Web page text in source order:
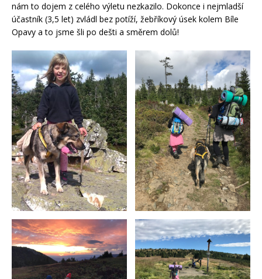
nám to dojem z celého výletu nezkazilo. Dokonce i nejmladší
účastník (3,5 let) zvládl bez potíží, žebříkový úsek kolem Bíle
Opavy a to jsme šli po dešti a směrem dolů!